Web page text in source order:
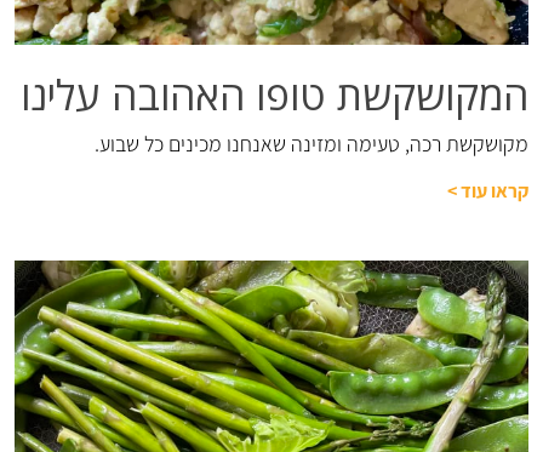
המקושקשת טופו האהובה עלינו
מקושקשת רכה, טעימה ומזינה שאנחנו מכינים כל שבוע.
קראו עוד>